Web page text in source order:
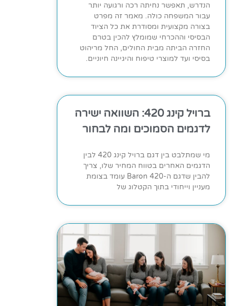
הנדרש, תאפשר נחיתה רכה ורגועה יותר
עבור המשפחה כולה. מאמר זה מפרט
בצורה מקצועית ומסודרת את כל הציוד
הבסיסי וההכרחי שמומלץ להכין בטרם
החזרה הביתה מבית החולים, החל מריהוט
בסיסי ועד למוצרי טיפוח והיגיינה חיוניים.
ברויל קינג 420: השוואה ישירה
לדגמים הסמוכים ומה לבחור
מי שמתלבט בין דגם ברויל קינג 420 לבין
הדגמים האחרים בטווח המחיר שלו, צריך
להבין שדגם ה-Baron 420 עומד בצומת
מעניין וייחודי בתוך הקטלוג של